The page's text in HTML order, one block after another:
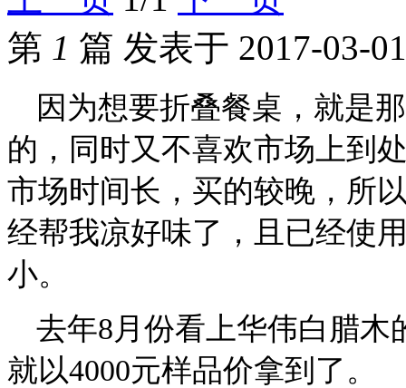
第 1 篇 发表于 2017-03-
因为想要折叠餐桌，就是
的，同时又不喜欢市场上到
市场时间长，买的较晚，所
经帮我凉好味了，且已经使
小。
去年8月份看上华伟白腊木
就以4000元样品价拿到了。